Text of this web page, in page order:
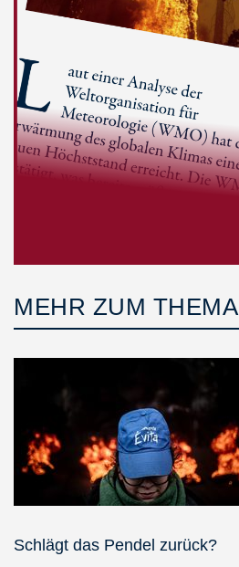
MEHR ZUM THEMA
Schlägt das Pendel zurück?